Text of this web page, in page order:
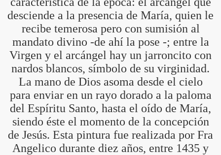
desciende a la presencia de María, quien le
recibe temerosa pero con sumisión al
mandato divino -de ahí la pose -; entre la
Virgen y el arcángel hay un jarroncito con
nardos blancos, símbolo de su virginidad.
La mano de Dios asoma desde el cielo
para enviar en un rayo dorado a la paloma
del Espíritu Santo, hasta el oído de María,
siendo éste el momento de la concepción
de Jesús. Esta pintura fue realizada por Fra
Angelico durante diez años, entre 1435 y